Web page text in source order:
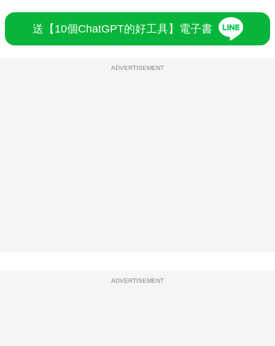
送【10個ChatGPT的好工具】電子書
ADVERTISEMENT
ADVERTISEMENT